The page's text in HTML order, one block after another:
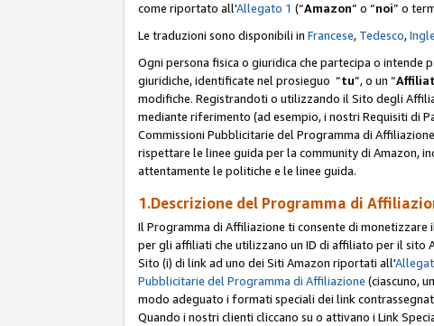
come riportato all'Allegato 1 (“Amazon” o “noi” o
Le traduzioni sono disponibili in Francese, Tedesco,
Ogni persona fisica o giuridica che partecipa o
giuridiche, identificate nel prosieguo “tu”, o un “
modifiche. Registrandoti o utilizzando il Sito degli
mediante riferimento (ad esempio, i nostri Requisiti di
Commissioni Pubblicitarie del Programma di
rispettare le linee guida per la community di Amazon,
attentamente le politiche e le linee guida.
1.Descrizione del Programma di
Il Programma di Affiliazione ti consente di
per gli affiliati che utilizzano un ID di affiliato per il sito
Sito (i) di link ad uno dei Siti Amazon riportati all'
Pubblicitarie del Programma di Affiliazione (ciascuno,
modo adeguato i formati speciali dei link
Quando i nostri clienti cliccano su o attivano i Link